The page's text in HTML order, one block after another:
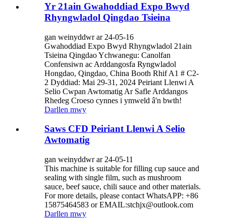
Yr 21ain Gwahoddiad Expo Bwyd
Rhyngwladol Qingdao Tsieina
gan weinyddwr ar 24-05-16
Gwahoddiad Expo Bwyd Rhyngwladol 21ain
Tsieina Qingdao Ychwanegu: Canolfan
Confensiwn ac Arddangosfa Ryngwladol
Hongdao, Qingdao, China Booth Rhif A1 # C2-
2 Dyddiad: Mai 29-31, 2024 Peiriant Llenwi A
Selio Cwpan Awtomatig Ar Safle Arddangos
Rhedeg Croeso cynnes i ymweld â'n bwth!
Darllen mwy
Saws CFD Peiriant Llenwi A Selio
Awtomatig
gan weinyddwr ar 24-05-11
This machine is suitable for filling cup sauce and
sealing with single film, such as mushroom
sauce, beef sauce, chili sauce and other materials.
For more details, please contact WhatsAPP: +86
15875464583 or EMAIL:stchjx@outlook.com
Darllen mwy